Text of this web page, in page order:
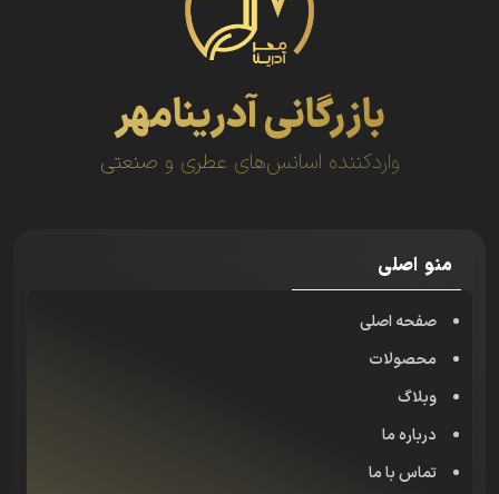
بازرگانی آدرینامهر
واردکننده اسانس‌های عطری و صنعتی
منو اصلی
صفحه اصلی
محصولات
وبلاگ
درباره ما
تماس با ما